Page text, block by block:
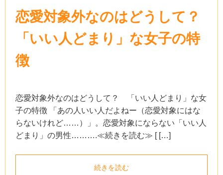
恋愛対象外なのはどうして？
「いい人どまり」な女子の特
徴
恋愛対象外なのはどうして？ 「いい人どまり」な女
子の特徴 「あの人いい人だよねー（恋愛対象にはな
らないけれど……）」。恋愛対象にならない「いい人
どまり」の男性……….≪続きを読む≫ [ […]
続きを読む